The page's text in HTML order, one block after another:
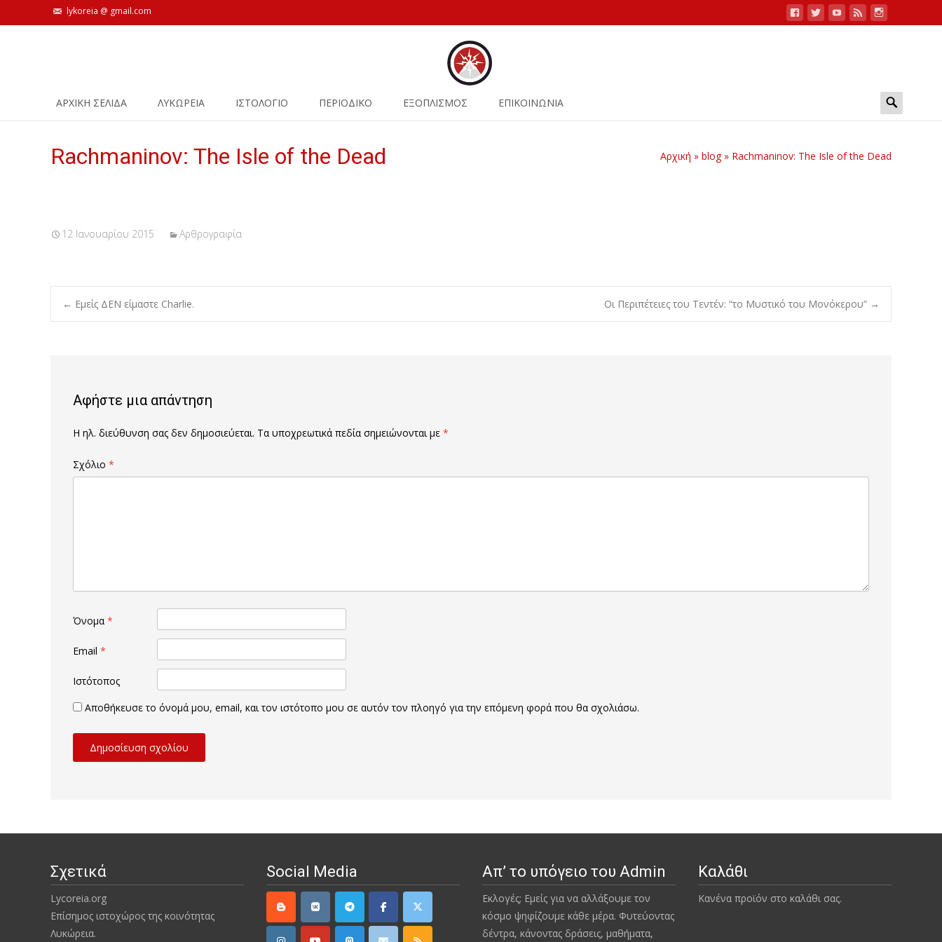
lykoreia @ gmail.com
ΑΡΧΙΚΗ ΣΕΛΙΔΑ ΛΥΚΩΡΕΙΑ ΙΣΤΟΛΌΓΙΟ ΠΕΡΙΟΔΙΚΟ ΕΞΟΠΛΙΣΜΟΣ ΕΠΙΚΟΙΝΩΝΙΑ
Search
for:
Rachmaninov: The Isle of the Dead Αρχική » blog » Rachmaninov: The Isle of the Dead
12 Ιανουαρίου 2015 Αρθρογραφία
Post
← Εμείς ΔΕΝ είμαστε Charlie. Οι Περιπέτειες του Τεντέν: “το Μυστικό του Μονόκερου” →
Αφήστε μια απάντηση
Η ηλ. διεύθυνση σας δεν δημοσιεύεται. Τα υποχρεωτικά πεδία σημειώνονται με *
Σχόλιο *
Όνομα *
Email *
Ιστότοπος
Αποθήκευσε το όνομά μου, email, και τον ιστότοπο μου σε αυτόν τον πλοηγό για την επόμενη φορά που θα σχολιάσω.
Σχετικά
Lycoreia.org
Επίσημος ιστοχώρος της κοινότητας
Λυκώρεια.
Social Media Απ’ το υπόγειο του Admin
Εκλογές; Εμείς για να αλλάξουμε τον
κόσμο ψηφίζουμε κάθε μέρα. Φυτεύοντας
δέντρα, κάνοντας δράσεις, μαθήματα,
Καλάθι
Κανένα προϊόν στο καλάθι σας.